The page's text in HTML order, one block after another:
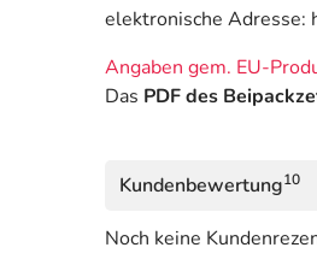
elektronische Adresse:
Angaben gem. EU-
Das PDF des
Kundenbewertung10
Noch keine